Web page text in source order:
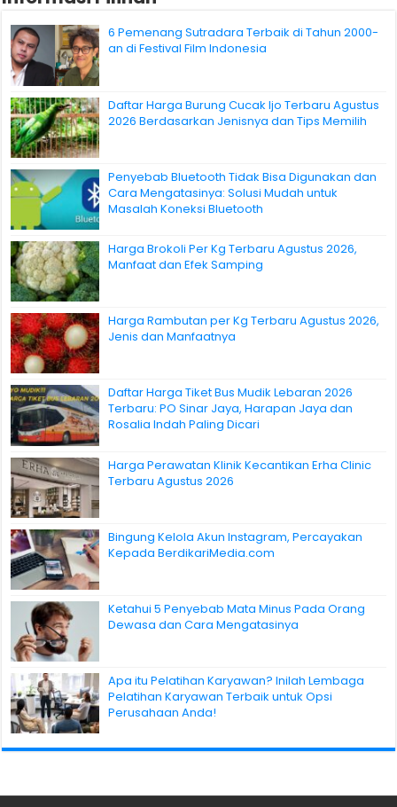
6 Pemenang Sutradara Terbaik di Tahun 2000-
an di Festival Film Indonesia
Daftar Harga Burung Cucak Ijo Terbaru Agustus
2026 Berdasarkan Jenisnya dan Tips Memilih
Penyebab Bluetooth Tidak Bisa Digunakan dan
Cara Mengatasinya: Solusi Mudah untuk
Masalah Koneksi Bluetooth
Harga Brokoli Per Kg Terbaru Agustus 2026,
Manfaat dan Efek Samping
Harga Rambutan per Kg Terbaru Agustus 2026,
Jenis dan Manfaatnya
Daftar Harga Tiket Bus Mudik Lebaran 2026
Terbaru: PO Sinar Jaya, Harapan Jaya dan
Rosalia Indah Paling Dicari
Harga Perawatan Klinik Kecantikan Erha Clinic
Terbaru Agustus 2026
Bingung Kelola Akun Instagram, Percayakan
Kepada BerdikariMedia.com
Ketahui 5 Penyebab Mata Minus Pada Orang
Dewasa dan Cara Mengatasinya
Apa itu Pelatihan Karyawan? Inilah Lembaga
Pelatihan Karyawan Terbaik untuk Opsi
Perusahaan Anda!